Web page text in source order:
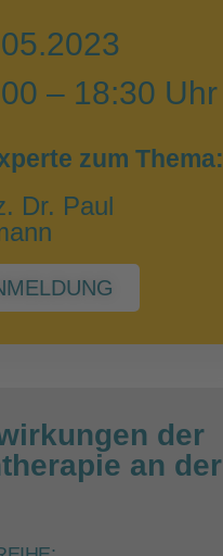
– 18:30 Uhr
zum Thema:
Dr. Paul
der
an der